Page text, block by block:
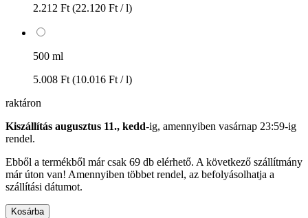
2.212 Ft (22.120 Ft / l)
500 ml
5.008 Ft (10.016 Ft / l)
raktáron
Kiszállítás augusztus 11., kedd-ig, amennyiben vasárnap 23:59-ig
rendel.
Ebből a termékből már csak 69 db elérhető. A következő szállítmány
már úton van! Amennyiben többet rendel, az befolyásolhatja a
szállítási dátumot.
Kosárba